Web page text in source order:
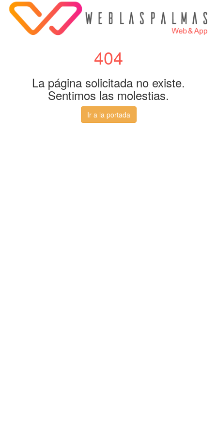
404
La página solicitada no existe.
Sentimos las molestias.
Ir a la portada